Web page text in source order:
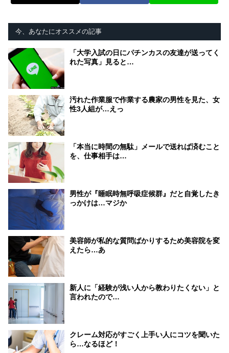
今、あなたにオススメの記事
「大学入試の日にパチンカスの友達が送ってく
れた写真」見ると…
汚れた作業服で作業する農家の男性を見た、女
性3人組が…えっ
「本当に時間の無駄」メールで送れば済むこと
を、仕事相手は…
男性が『睡眠時無呼吸症候群』だと自覚したき
っかけは…マジか
美容師が私的な質問ばかりするため美容院を変
えたら…あ
新人に「経験が浅い人から教わりたくない」と
言われたので…
クレーム対応がすごく上手い人にコツを聞いた
ら…なるほど！